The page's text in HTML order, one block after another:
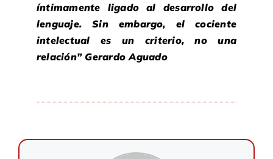
íntimamente ligado al desarrollo del
lenguaje. Sin embargo, el cociente
intelectual es un criterio, no una
relación” Gerardo Aguado